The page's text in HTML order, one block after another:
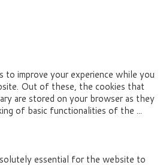
to improve your experience while you
Out of these, the cookies that
are stored on your browser as they
of basic functionalities of the ...
essential for the website to